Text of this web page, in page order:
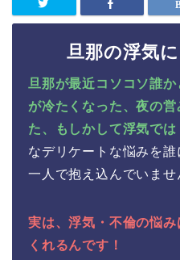
旦那の浮気
旦那が最近コソコソ誰
が冷たくなった、夜の
た、もしかして浮気では
なデリケートな悩みを誰
一人で抱え込んでいませ
実は、浮気・不倫の悩
くれるんです！